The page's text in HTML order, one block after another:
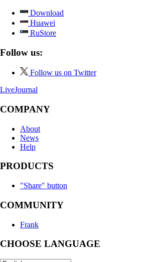
Download
Huawei
RuStore
Follow us:
Follow us on Twitter
LiveJournal
COMPANY
About
News
Help
PRODUCTS
"Share" button
COMMUNITY
Frank
CHOOSE LANGUAGE